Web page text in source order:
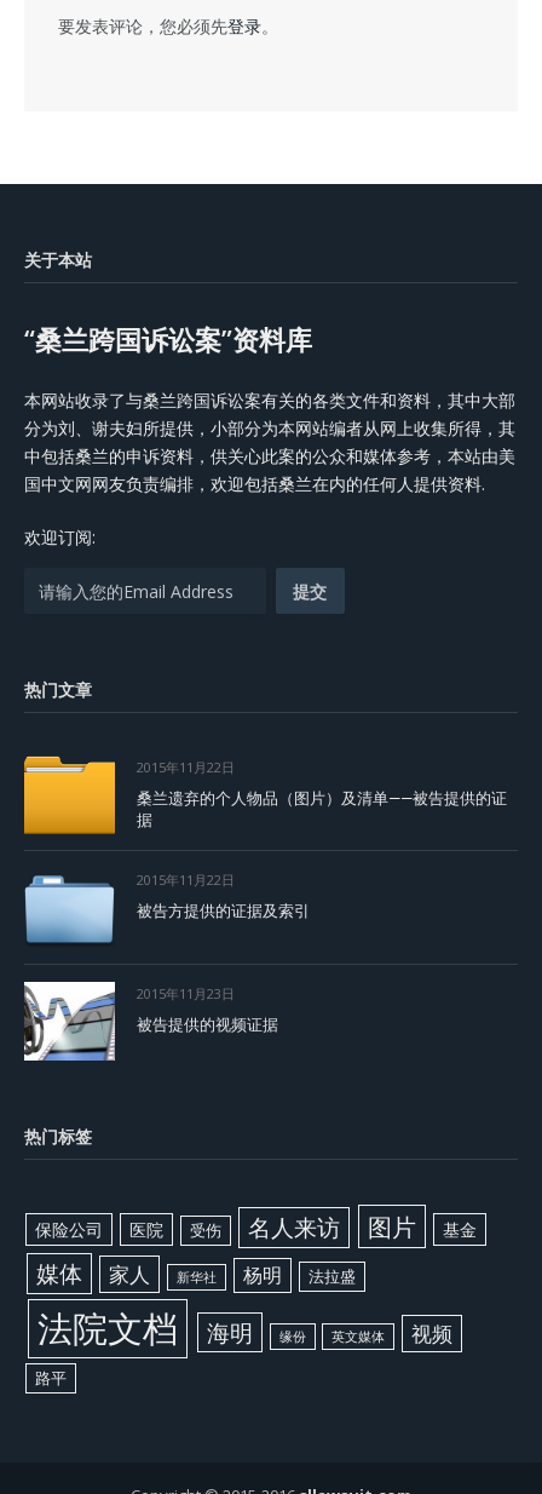
要发表评论，您必须先登录。
关于本站
“桑兰跨国诉讼案”资料库
本网站收录了与桑兰跨国诉讼案有关的各类文件和资料，其中大部
分为刘、谢夫妇所提供，小部分为本网站编者从网上收集所得，其
中包括桑兰的申诉资料，供关心此案的公众和媒体参考，本站由美
国中文网网友负责编排，欢迎包括桑兰在内的任何人提供资料.
欢迎订阅:
热门文章
2015年11月22日
桑兰遗弃的个人物品（图片）及清单——被告提供的证
据
2015年11月22日
被告方提供的证据及索引
2015年11月23日
被告提供的视频证据
热门标签
保险公司 医院 受伤 名人来访 图片 基金
媒体 家人 新华社 杨明 法拉盛
法院文档 海明 缘份 英文媒体 视频
路平